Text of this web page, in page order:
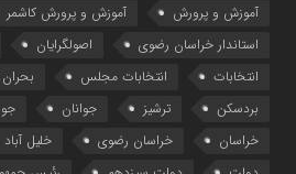
آموزش و پرورش آموزش و پرورش کاشمر
استاندار خراسان رضوی
اصولگرایان
انتخابات
انتخابات مجلس بحران
بردسکن
ترشیز جوانان
خراسان
خراسان رضوی خلیل آباد